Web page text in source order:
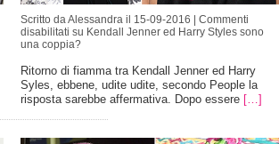
Scritto da Alessandra il 15-09-2016 | Commenti
disabilitati su Kendall Jenner ed Harry Styles sono
una coppia?
Ritorno di fiamma tra Kendall Jenner ed Harry
Syles, ebbene, udite udite, secondo People la
risposta sarebbe affermativa. Dopo essere […]